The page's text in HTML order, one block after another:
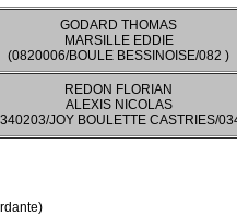
GODARD THOMAS
MARSILLE EDDIE
(0820006/BOULE BESSINOISE/082 )
REDON FLORIAN
ALEXIS NICOLAS
JOY BOULETTE CASTRIES/